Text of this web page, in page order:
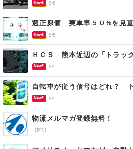
New!! 8/6
New!! 8/5
ＨＣＳ 熊本近辺の「トラッ
New!! 8/5
New!! 8/5
物流メルマガ登録無料！
【PR】